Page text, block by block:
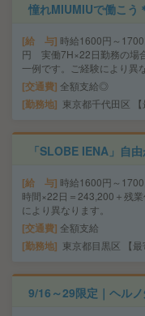
憧れMIUMIUで働こう
給 与 時給1600円～
円 実働7H×22日勤務の場
一例です。ご経験により異
交通費 全額支給◎
勤務地 東京都千代田区
「SLOBE IENA」自
給 与 時給1600円～
時間×22日＝243,200＋残
により異なります。
交通費 全額支給
勤務地 東京都目黒区 【
9/16～29限定｜ヘル